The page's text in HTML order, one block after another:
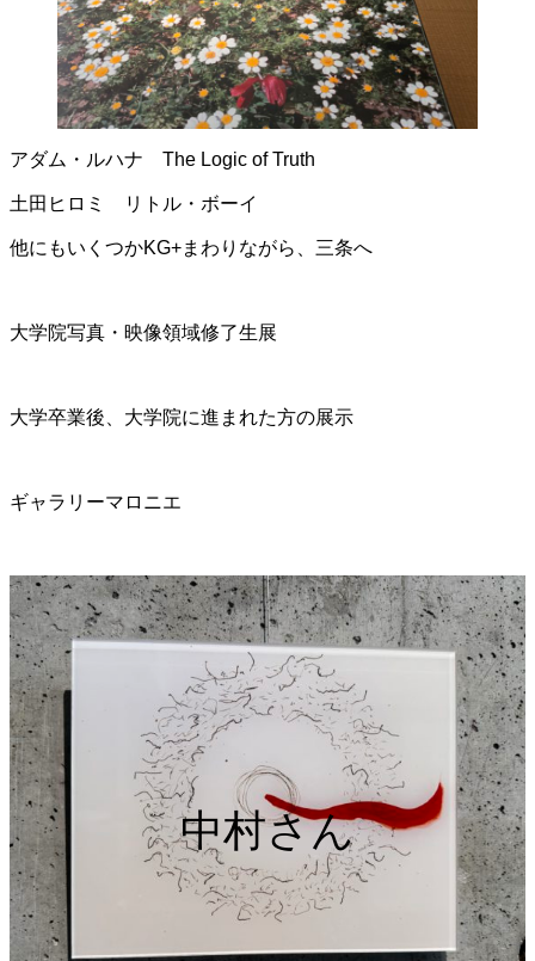
アダム・ルハナ The Logic of Truth
土田ヒロミ リトル・ボーイ
他にもいくつかKG+まわりながら、三条へ
大学院写真・映像領域修了生展
大学卒業後、大学院に進まれた方の展示
ギャラリーマロニエ
中村さん